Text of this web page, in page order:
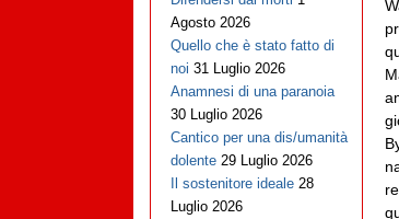
Agosto 2026
Quello che è stato fatto di
noi 31 Luglio 2026
Anamnesi di una paranoia
30 Luglio 2026
Cantico per una dis/umanità
dolente 29 Luglio 2026
Il sostenitore ideale 28
Luglio 2026